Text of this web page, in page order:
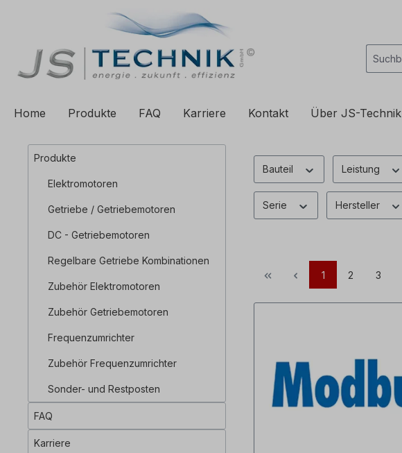
Zur Hauptnavigation springen
Home Produkte FAQ Karriere Kontakt Über JS-Technik
Produkte
Elektromotoren
Getriebe / Getriebemotoren
DC - Getriebemotoren
Regelbare Getriebe Kombinationen
Zubehör Elektromotoren
Zubehör Getriebemotoren
Frequenzumrichter
Zubehör Frequenzumrichter
Sonder- und Restposten
FAQ
Karriere
Bauteil Leistung
Serie Hersteller
1 2 3